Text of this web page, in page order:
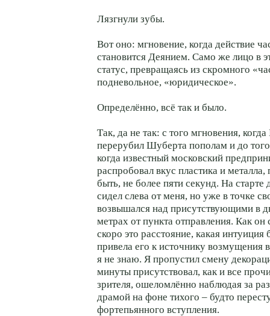
Лязгнули зубы.
Вот оно: мгновение, когда действие
становится Деянием. Само же лицо в
статус, превращаясь из скромного
подневольное, «юридическое».
Определённо, всё так и было.
Так, да не так: с того мгновения,
перерубил Шуберта пополам и до
когда известный московский
распробовал вкус пластика и
быть, не более пяти секунд. На
сидел слева от меня, но уже в точке
возвышался над присутствующими в
метрах от пункта отправления. Как он
скоро это расстояние, какая
привела его к источнику возмущения
я не знаю. Я пропустил смену
минуты присутствовал, как и все
зрителя, ошеломлённо наблюдая за
драмой на фоне тихого – будто
фортепьянного вступления.